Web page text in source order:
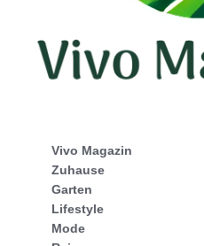
Vivo Magazin
Zuhause
Garten
Lifestyle
Mode